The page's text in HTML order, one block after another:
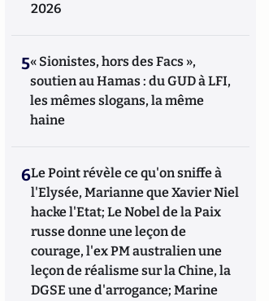
2026
5« Sionistes, hors des Facs »,
soutien au Hamas : du GUD à LFI,
les mêmes slogans, la même
haine
6Le Point révèle ce qu'on sniffe à
l'Elysée, Marianne que Xavier Niel
hacke l'Etat; Le Nobel de la Paix
russe donne une leçon de
courage, l'ex PM australien une
leçon de réalisme sur la Chine, la
DGSE une d'arrogance; Marine